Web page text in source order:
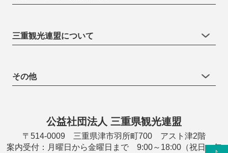
三重観光連盟について
その他
公益社団法人 三重県観光連盟
〒514-0009 三重県津市羽所町700 アスト津2階
案内受付：月曜日から金曜日まで 9:00～18:00（祝日・年